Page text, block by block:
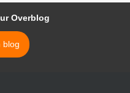
Overblog
blog